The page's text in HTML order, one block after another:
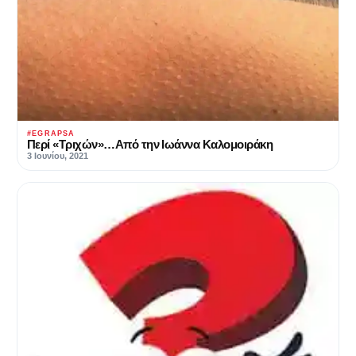
#EGRAPSA
Περί «Τριχών»…Από την Ιωάννα Καλομοιράκη
3 Ιουνίου, 2021